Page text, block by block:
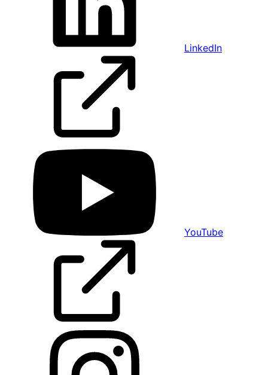
LinkedIn
YouTube